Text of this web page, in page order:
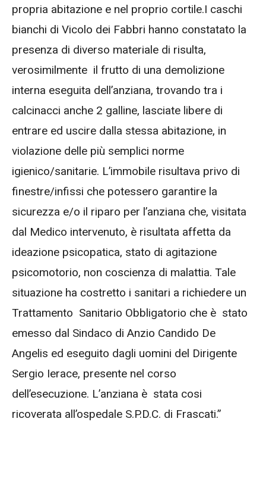
propria abitazione e nel proprio cortile.I caschi
bianchi di Vicolo dei Fabbri hanno constatato la
presenza di diverso materiale di risulta,
verosimilmente il frutto di una demolizione
interna eseguita dell’anziana, trovando tra i
calcinacci anche 2 galline, lasciate libere di
entrare ed uscire dalla stessa abitazione, in
violazione delle più semplici norme
igienico/sanitarie. L’immobile risultava privo di
finestre/infissi che potessero garantire la
sicurezza e/o il riparo per l’anziana che, visitata
dal Medico intervenuto, è risultata affetta da
ideazione psicopatica, stato di agitazione
psicomotorio, non coscienza di malattia. Tale
situazione ha costretto i sanitari a richiedere un
Trattamento Sanitario Obbligatorio che è stato
emesso dal Sindaco di Anzio Candido De
Angelis ed eseguito dagli uomini del Dirigente
Sergio Ierace, presente nel corso
dell’esecuzione. L’anziana è stata cosi
ricoverata all’ospedale S.P.D.C. di Frascati.”